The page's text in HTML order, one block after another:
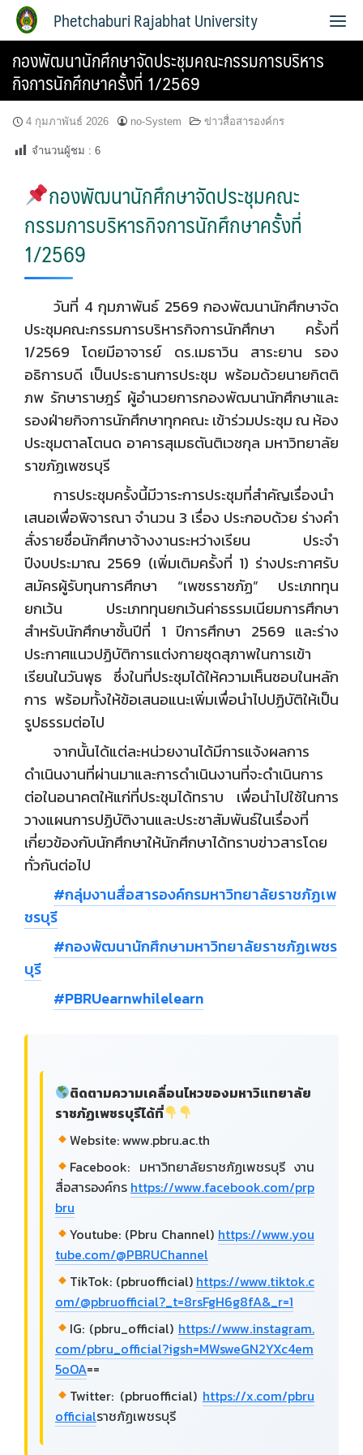
Phetchaburi Rajabhat University
กองพัฒนานักศึกษาจัดประชุมคณะกรรมการบริหาร
กิจการนักศึกษาครั้งที่ 1/2569
4 กุมภาพันธ์ 2026 no-System ข่าวสื่อสารองค์กร
จำนวนผู้ชม : 6
กองพัฒนานักศึกษาจัดประชุมคณะ
กรรมการบริหารกิจการนักศึกษาครั้งที่
1/2569
วันที่ 4 กุมภาพันธ์ 2569 กองพัฒนานักศึกษาจัด
ประชุมคณะกรรมการบริหารกิจการนักศึกษา ครั้งที่
1/2569 โดยมีอาจารย์ ดร.เมธาวิน สาระยาน รอง
อธิการบดี เป็นประธานการประชุม พร้อมด้วยนายกิตติ
ภพ รักษาราษฎร์ ผู้อำนวยการกองพัฒนานักศึกษาและ
รองฝ่ายกิจการนักศึกษาทุกคณะ เข้าร่วมประชุม ณ ห้อง
ประชุมตาลโตนด อาคารสุเมธตันติเวชกุล มหาวิทยาลัย
ราขภัฏเพชรบุรี
การประชุมครั้งนี้มีวาระการประชุมที่สำคัญเรื่องนำ
เสนอเพื่อพิจารณา จำนวน 3 เรื่อง ประกอบด้วย ร่างคำ
สั่งรายชื่อนักศึกษาจ้างงานระหว่างเรียน ประจำ
ปีงบประมาณ 2569 (เพิ่มเติมครั้งที่ 1) ร่างประกาศรับ
สมัครผู้รับทุนการศึกษา “เพชรราชภัฏ” ประเภททุน
ยกเว้น ประเภททุนยกเว้นค่าธรรมเนียมการศึกษา
สำหรับนักศึกษาชั้นปีที่ 1 ปีการศึกษา 2569 และร่าง
ประกาศแนวปฏิบัติการแต่งกายชุดสุภาพในการเข้า
เรียนในวันพุธ ซึ่งในที่ประชุมได้ให้ความเห็นชอบในหลัก
การ พร้อมทั้งให้ข้อเสนอแนะเพิ่มเพื่อนำไปปฏิบัติให้เป็น
รูปธรรมต่อไป
จากนั้นได้แต่ละหน่วยงานได้มีการแจ้งผลการ
ดำเนินงานที่ผ่านมาและการดำเนินงานที่จะดำเนินการ
ต่อในอนาคตให้แก่ที่ประชุมได้ทราบ เพื่อนำไปใช้ในการ
วางแผนการปฏิบัติงานและประชาสัมพันธ์ในเรื่องที่
เกี่ยวข้องกับนักศึกษาให้นักศึกษาได้ทราบข่าวสารโดย
ทั่วกันต่อไป
#กลุ่มงานสื่อสารองค์กรมหาวิทยาลัยราชภัฏเพ
ชรบุรี
#กองพัฒนานักศึกษามหาวิทยาลัยราชภัฏเพชร
บุรี
#PBRUearnwhilelearn
ติดตามความเคลื่อนไหวของมหาวิแทยาลัย
ราชภัฏเพชรบุรีได้ที่
Website: www.pbru.ac.th
Facebook: มหาวิทยาลัยราชภัฏเพชรบุรี งาน
สื่อสารองค์กร https://www.facebook.com/prp
bru
Youtube: (Pbru Channel) https://www.you
tube.com/@PBRUChannel
TikTok: (pbruofficial) https://www.tiktok.c
om/@pbruofficial?_t=8rsFgH6g8fA&_r=1
IG: (pbru_official) https://www.instagram.
com/pbru_official?igsh=MWsweGN2YXc4em
5oOA==
Twitter: (pbruofficial) https://x.com/pbru
officialราชภัฏเพชรบุรี